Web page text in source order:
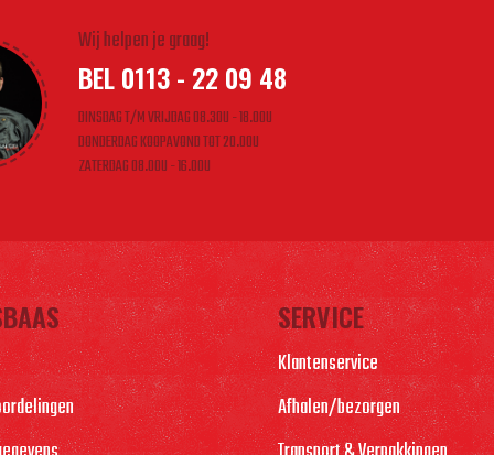
Wij helpen je graag!
BEL 0113 - 22 09 48
DINSDAG T/M VRIJDAG 08.30U - 18.00U
DONDERDAG KOOPAVOND TOT 20.00U
ZATERDAG 08.00U - 16.00U
SERVICE
Klantenservice
Afhalen/bezorgen